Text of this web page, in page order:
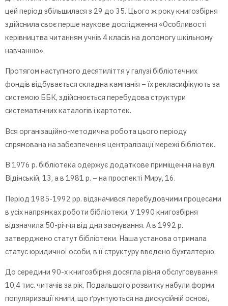
цей період збільшилася з 29 до 35. Цього ж року книгозбірня
здійснила своє перше наукове дослідження «Особливості
керівництва читанням учнів 4 класів на допомогу шкільному
навчанню».
Протягом наступного десятиліття у галузі бібліотечних
фондів відбувається складна кампанія – їх рекласифікують за
системою ББК, здійснюється перебудова структури
систематичних каталогів і картотек.
Вся організаційно-методична робота цього періоду
спрямована на забезпечення централізації мережі бібліотек.
В 1976 р. бібліотека одержує додаткове приміщення навул.
Відінській, 13, а в 1981 р. – напроспекті Миру, 16.
Період 1985-1992 рр. відзначився перебудовчими процесами
в усіх напрямкахроботи бібліотеки. У 1990 книгозбірня
відзначила 50-річчя від дня заснування. А в 1992 р.
затверджено статут бібліотеки. Наша установа отримала
статус юридичної особи, в її структуру введено бухгалтерію.
До середини 90-х книгозбірня досягла рівня обслуговування
10,4 тис. читачів за рік. Подальшого розвитку набули форми
популяризації книги, що ґрунтуються на дискусійній основі,